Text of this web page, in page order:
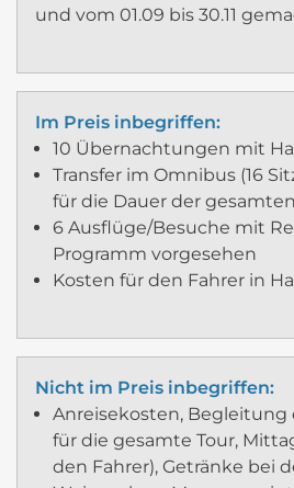
und vom 01.09 bis 30.11
Im Preis inbegriffen:
10 Übernachtungen mit
Transfer im Omnibus (16
für die Dauer der
6 Ausflüge/Besuche mit
Programm vorgesehen
Kosten für den Fahrer in
Nicht im Preis inbegriffen:
Anreisekosten, Begleitung
für die gesamte Tour,
den Fahrer), Getränke bei